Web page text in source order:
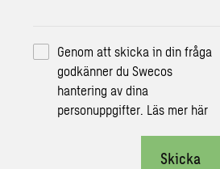
Genom att skicka in din fråga
godkänner du Swecos
hantering av dina
personuppgifter. Läs mer här
Skicka